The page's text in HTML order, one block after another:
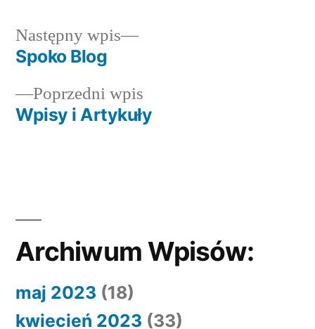
Nawigacja
wpisu
Poprzedni wpis
wpis:
Wpisy i Artykuły
Następny wpis
Następny
Spoko Blog
Archiwum Wpisów:
maj 2023 (18)
kwiecień 2023 (33)